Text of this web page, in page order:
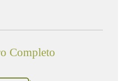
Completo